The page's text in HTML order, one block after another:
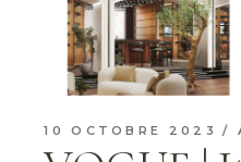
10 OCTOBRE 2023